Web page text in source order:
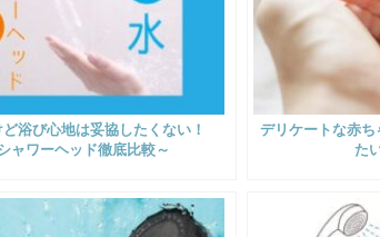
浴び心地は妥協したくない！
ャワーヘッド徹底比較～
デリケートな赤
た